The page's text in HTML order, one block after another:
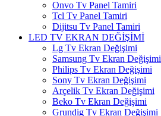
Onvo Tv Panel Tamiri
Tcl Tv Panel Tamiri
Dijitsu Tv Panel Tamiri
LED TV EKRAN DEĞİŞİMİ
Lg Tv Ekran Değişimi
Samsung Tv Ekran Değişimi
Philips Tv Ekran Değişimi
Sony Tv Ekran Değişimi
Arçelik Tv Ekran Değişimi
Beko Tv Ekran Değişimi
Grundig Tv Ekran Değişimi